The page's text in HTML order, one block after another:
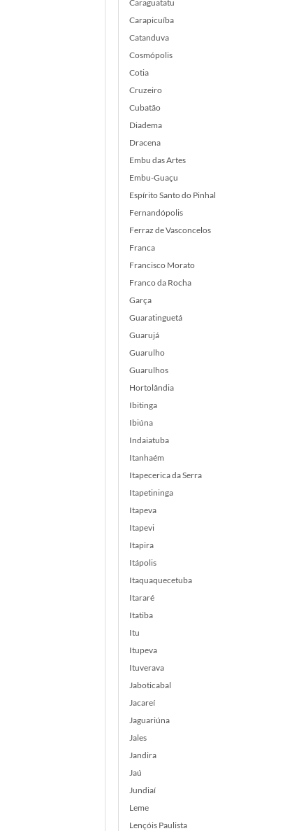
Caraguatatu
Carapicuíba
Catanduva
Cosmópolis
Cotia
Cruzeiro
Cubatão
Diadema
Dracena
Embu das Artes
Embu-Guaçu
Espírito Santo do Pinhal
Fernandópolis
Ferraz de Vasconcelos
Franca
Francisco Morato
Franco da Rocha
Garça
Guaratinguetá
Guarujá
Guarulho
Guarulhos
Hortolândia
Ibitinga
Ibiúna
Indaiatuba
Itanhaém
Itapecerica da Serra
Itapetininga
Itapeva
Itapevi
Itapira
Itápolis
Itaquaquecetuba
Itararé
Itatiba
Itu
Itupeva
Ituverava
Jaboticabal
Jacareí
Jaguariúna
Jales
Jandira
Jaú
Jundiaí
Leme
Lençóis Paulista